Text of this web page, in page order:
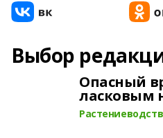
Выбор
Опасный
ласковым